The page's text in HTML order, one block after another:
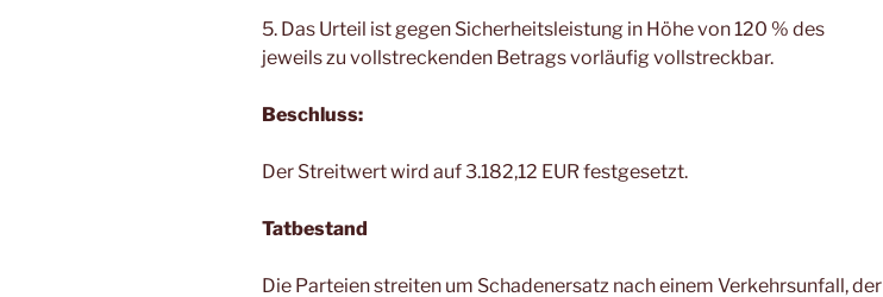
5. Das Urteil ist gegen Sicherheitsleistung in Höhe von 120 % des
jeweils zu vollstreckenden Betrags vorläufig vollstreckbar.
Beschluss:
Der Streitwert wird auf 3.182,12 EUR festgesetzt.
Tatbestand
Die Parteien streiten um Schadenersatz nach einem Verkehrsunfall, der